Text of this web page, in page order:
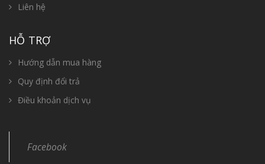
Liên hệ
HỖ TRỢ
Hướng dẫn mua hàng
Quy định đổi trả
Điều khoản dịch vụ
Facebook